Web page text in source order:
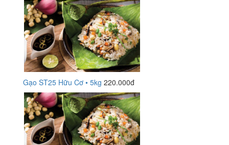
Gạo ST25 Hữu Cơ • 5kg 220.000đ